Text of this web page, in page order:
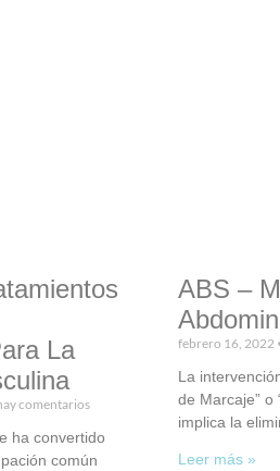
La
comentarios
ha convertido
común
ABS –
febrero 16, 2022
La
de Marcaje” o
implica la
Leer más »